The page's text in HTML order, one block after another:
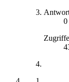
0
Zugriffe